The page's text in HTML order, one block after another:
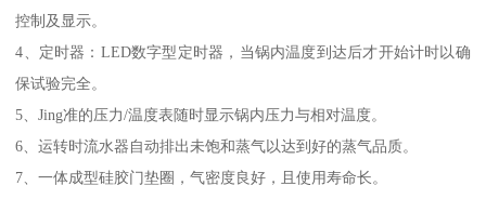
控制及显示。
4、定时器：LED数字型定时器，当锅内温度到达后才开始计时以确
保试验完全。
5、Jing准的压力/温度表随时显示锅内压力与相对温度。
6、运转时流水器自动排出未饱和蒸气以达到好的蒸气品质。
7、一体成型硅胶门垫圈，气密度良好，且使用寿命长。